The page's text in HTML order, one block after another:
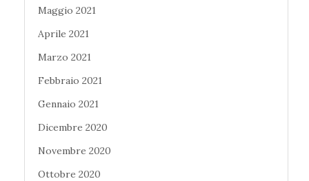
Maggio 2021
Aprile 2021
Marzo 2021
Febbraio 2021
Gennaio 2021
Dicembre 2020
Novembre 2020
Ottobre 2020